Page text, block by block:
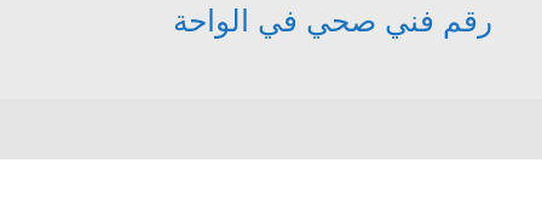
رقم فني صحي في الواحة